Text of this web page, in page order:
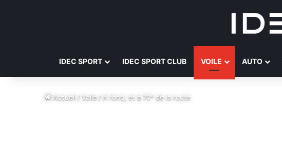
IDEC SPORT IDEC SPORT CLUB VOILE AUTO
Accueil /Voile/ A fond, et à 70° de la route